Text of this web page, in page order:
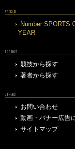
SPECIAL
Number SPORTS
YEAR
ARCHIVE
競技から探す
著者から探す
OTHERS
お問い合わせ
動画・バナー広告
サイトマップ